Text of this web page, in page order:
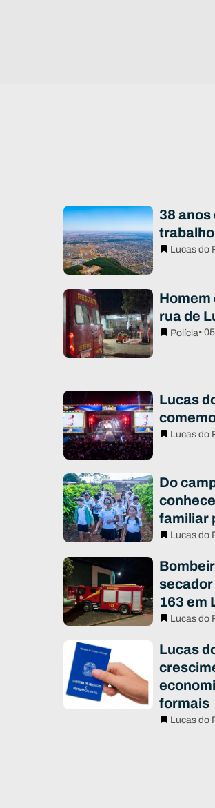
38
Lucas do
Homem
rua de
Polícia•
Lucas
Lucas do
Do
familiar
Lucas do
secador
163 em
Lucas do
Lucas
formais
Lucas do